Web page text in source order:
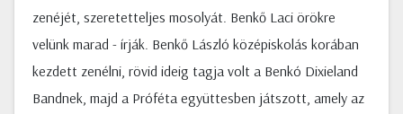
zenéjét, szeretetteljes mosolyát. Benkő Laci örökre
velünk marad - írják. Benkő László középiskolás korában
kezdett zenélni, rövid ideig tagja volt a Benkó Dixieland
Bandnek, majd a Próféta együttesben játszott, amely az